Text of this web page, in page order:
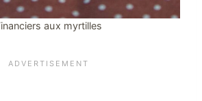
aux myrtilles